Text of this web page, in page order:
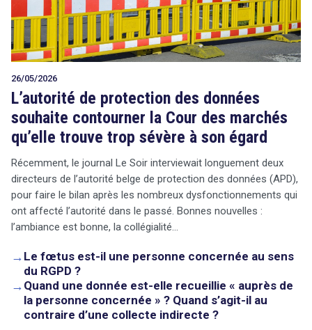
26/05/2026
L’autorité de protection des données
souhaite contourner la Cour des marchés
qu’elle trouve trop sévère à son égard
Récemment, le journal Le Soir interviewait longuement deux
directeurs de l’autorité belge de protection des données (APD),
pour faire le bilan après les nombreux dysfonctionnements qui
ont affecté l’autorité dans le passé. Bonnes nouvelles :
l’ambiance est bonne, la collégialité…
→ Le fœtus est-il une personne concernée au sens
du RGPD ?
→ Quand une donnée est-elle recueillie « auprès de
la personne concernée » ? Quand s’agit-il au
contraire d’une collecte indirecte ?